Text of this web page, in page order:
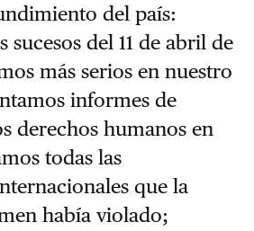
del país:
sucesos del 11 de abril de
más serios en nuestro
informes de
derechos humanos en
todas las
que la
había violado;